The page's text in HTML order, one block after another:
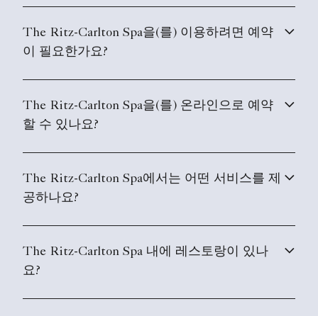
The Ritz-Carlton Spa을(를) 이용하려면 예약
이 필요한가요?
The Ritz-Carlton Spa을(를) 온라인으로 예약
할 수 있나요?
The Ritz-Carlton Spa에서는 어떤 서비스를 제
공하나요?
The Ritz-Carlton Spa 내에 레스토랑이 있나
요?